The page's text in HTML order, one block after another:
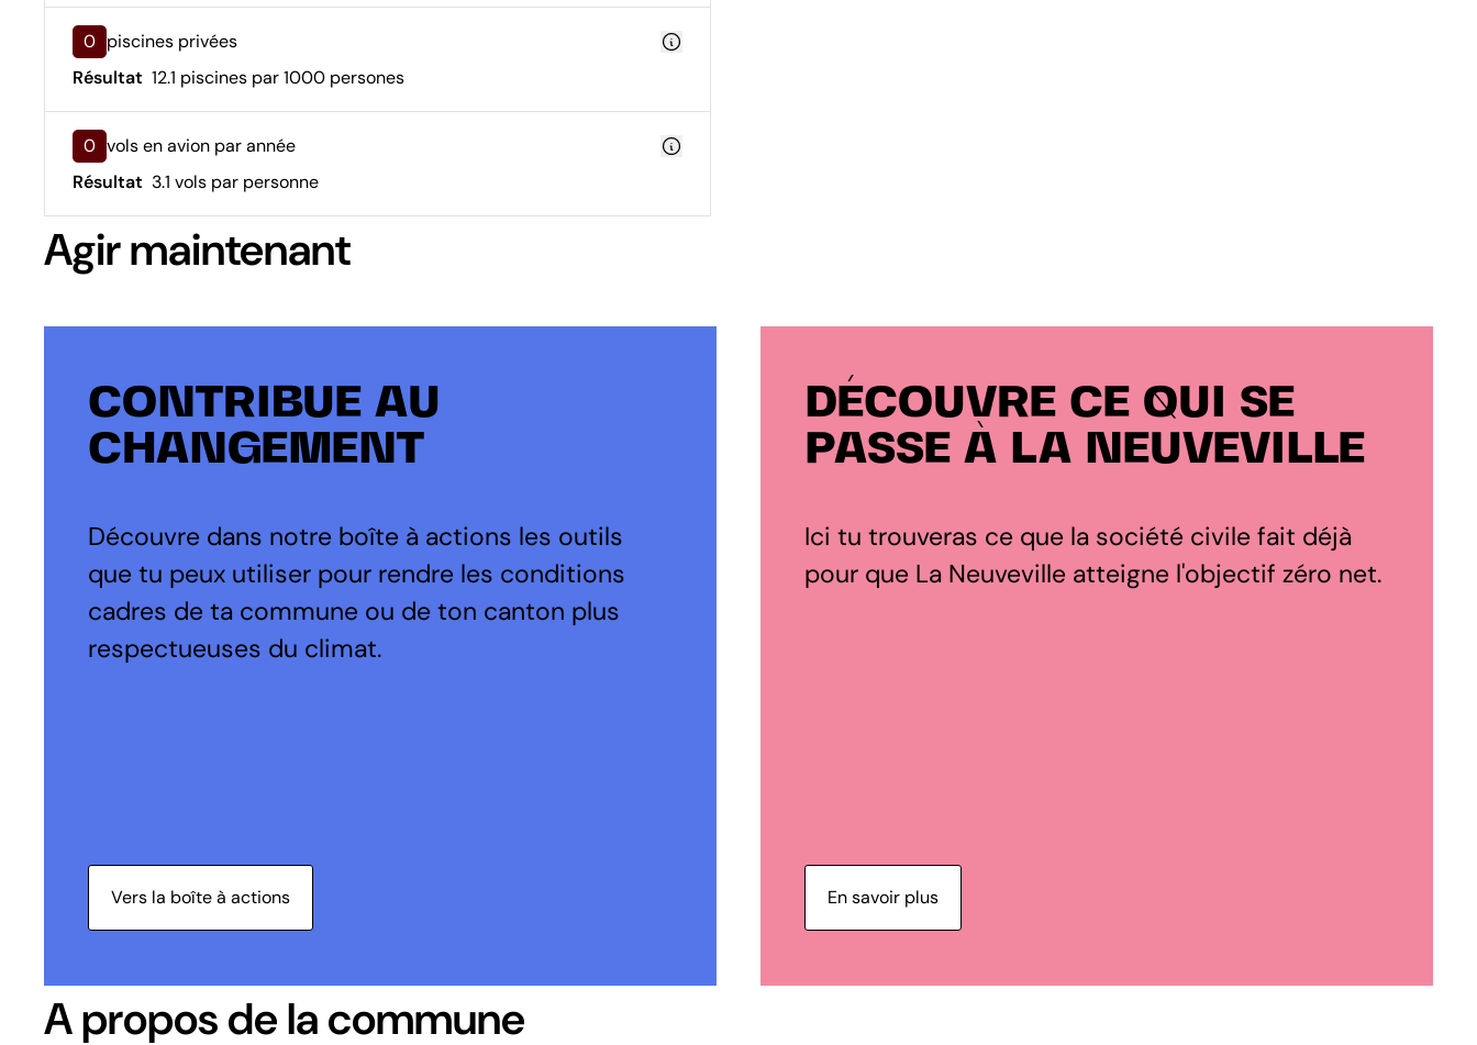
0 piscines privées
Résultat 12.1 piscines par 1000 persones
0 vols en avion par année
Résultat 3.1 vols par personne
Agir maintenant
CONTRIBUE AU
CHANGEMENT
Découvre dans notre boîte à actions les outils
que tu peux utiliser pour rendre les conditions
cadres de ta commune ou de ton canton plus
respectueuses du climat.
Vers la boîte à actions
DÉCOUVRE CE QUI SE
PASSE À LA NEUVEVILLE
Ici tu trouveras ce que la société civile fait déjà
pour que La Neuveville atteigne l'objectif zéro net.
En savoir plus
A propos de la commune